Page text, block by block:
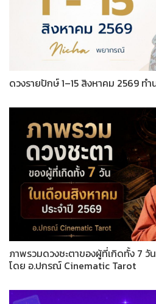
ดวงรายปักษ์ 1–15 สิงหาคม 2569
ภาพรวมดวงชะตาของผู้ที่เกิดทั้ง 7 วั
โดย อ.ปกรณ์ Cinematic Tarot